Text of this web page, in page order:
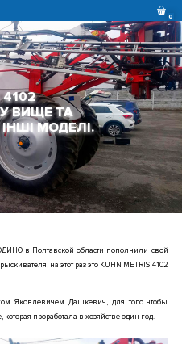
0
ВИЩЕ ТА
МОДЕЛІ.
в Полтавской области пополнили свой
на этот раз это KUHN METRIS 4102
Яковлевичем Дашкевич, для того чтобы
проработала в хозяйстве один год.